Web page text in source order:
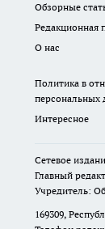
Обзорные
Редакционная
О нас
Политика в
персональных
Интересное
Сетевое
Главный
Учредитель:
169309,